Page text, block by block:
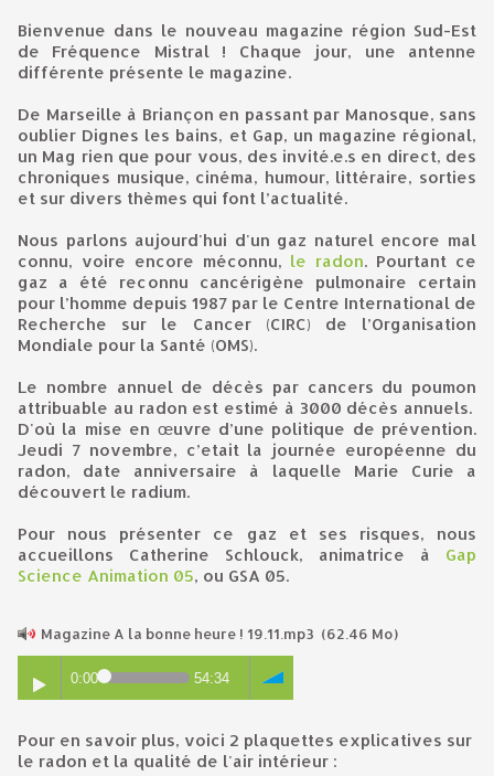
Bienvenue dans le nouveau magazine région Sud-Est
de Fréquence Mistral ! Chaque jour, une antenne
différente présente le magazine.
De Marseille à Briançon en passant par Manosque, sans
oublier Dignes les bains, et Gap, un magazine régional,
un Mag rien que pour vous, des invité.e.s en direct, des
chroniques musique, cinéma, humour, littéraire, sorties
et sur divers thèmes qui font l’actualité.
Nous parlons aujourd'hui d'un gaz naturel encore mal
connu, voire encore méconnu, le radon. Pourtant ce
gaz a été reconnu cancérigène pulmonaire certain
pour l’homme depuis 1987 par le Centre International de
Recherche sur le Cancer (CIRC) de l’Organisation
Mondiale pour la Santé (OMS).
Le nombre annuel de décès par cancers du poumon
attribuable au radon est estimé à 3000 décès annuels.
D'où la mise en œuvre d’une politique de prévention.
Jeudi 7 novembre, c’etait la journée européenne du
radon, date anniversaire à laquelle Marie Curie a
découvert le radium.
Pour nous présenter ce gaz et ses risques, nous
accueillons Catherine Schlouck, animatrice à Gap
Science Animation 05, ou GSA 05.
Magazine A la bonne heure ! 19.11.mp3 (62.46 Mo)
0:00 54:34
Pour en savoir plus, voici 2 plaquettes explicatives sur
le radon et la qualité de l'air intérieur :